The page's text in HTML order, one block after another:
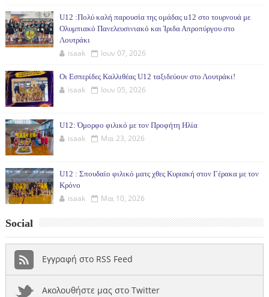
U12 :Πολύ καλή παρουσία της ομάδας u12 στο τουρνουά με
Ολυμπιακό Πανελευσινιακό και Ίριδα Απροπύργου στο
Λουτράκι
isaak Ιουν 07, 2026
Οι Εσπερίδες Καλλιθέας U12 ταξιδεύουν στο Λουτράκι!
isaak Ιουν 05, 2026
U12: Όμορφο φιλικό με τον Προφήτη Ηλία
isaak Μαι 23, 2026
U12 : Σπουδαίο φιλικό ματς χθες Κυριακή στον Γέρακα με τον
Κρόνο
isaak Μαι 10, 2026
Social
Εγγραφή στο RSS Feed
Ακολουθήστε μας στο Twitter